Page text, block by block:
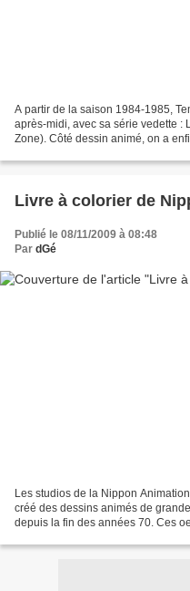
A partir de la saison 1984-1985,
après-midi, avec sa série vedette :
Zone). Côté dessin animé, on a
Livre à colorier de
Publié le 08/11/2009 à 08:48
Par dGé
Les studios de la Nippon
créé des dessins animés de
depuis la fin des années 70. Ces